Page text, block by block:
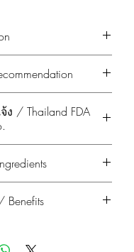
วยฟองโฟมที่นุ่มนวล
to wet and scrub
gentlyto lather, rinse
กมีอาการระคาย
ทันทีและปรึกษาแพทย์
ภัณฑ์ของเราใช้สาร
งอาจทำให้ สี และ
ต่างกันได้ในแต่ละ
ง / Thailand FDA
Artocarpus
Wood Powder,
ยเชื้อโรค สามารถฆ่า